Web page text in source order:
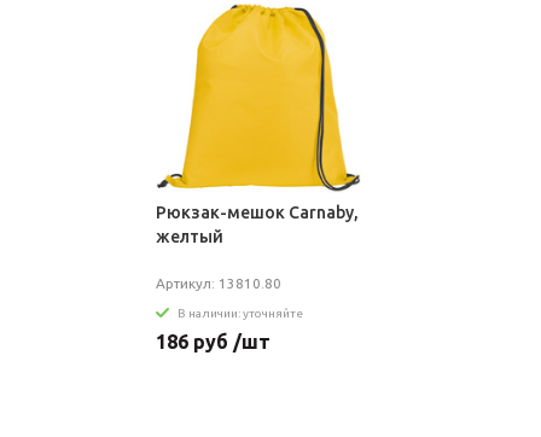
Рюкзак-мешок Carnaby,
желтый
Артикул: 13810.80
В наличии: уточняйте
186 руб /шт